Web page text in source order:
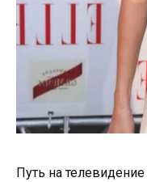
Путь на